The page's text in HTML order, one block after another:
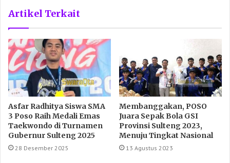
Artikel Terkait
Asfar Radhitya Siswa SMA
3 Poso Raih Medali Emas
Taekwondo di Turnamen
Gubernur Sulteng 2025
28 Desember 2025
Membanggakan, POSO
Juara Sepak Bola GSI
Provinsi Sulteng 2023,
Menuju Tingkat Nasional
13 Agustus 2023